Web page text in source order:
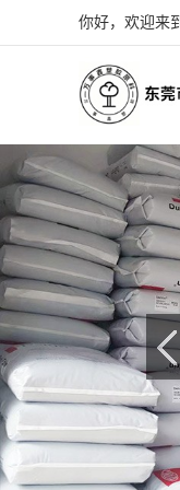
你好，欢迎来